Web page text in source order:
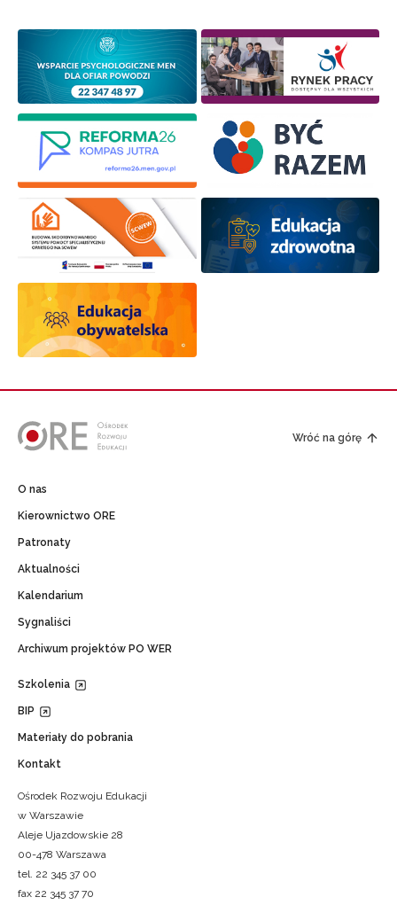
Wróć na górę
O nas
Kierownictwo ORE
Patronaty
Aktualności
Kalendarium
Sygnaliści
Archiwum projektów PO WER
Szkolenia
BIP
Materiały do pobrania
Kontakt
Ośrodek Rozwoju Edukacji
w Warszawie
Aleje Ujazdowskie 28
00-478 Warszawa
tel. 22 345 37 00
fax 22 345 37 70